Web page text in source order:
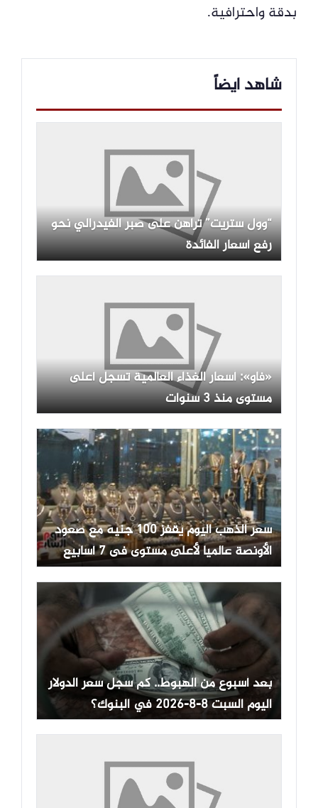
بدقة واحترافية.
شاهد ايضاً
“وول ستريت” تراهن على صبر الفيدرالي نحو
رفع أسعار الفائدة
«فاو»: أسعار الغذاء العالمية تسجل أعلى
مستوى منذ 3 سنوات
سعر الذهب اليوم يقفز 100 جنيه مع صعود
الأونصة عالميا لأعلى مستوى فى 7 أسابيع
بعد أسبوع من الهبوط.. كم سجل سعر الدولار
اليوم السبت 8-8-2026 في البنوك؟